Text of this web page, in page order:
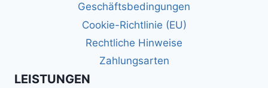
Geschäftsbedingungen
Cookie-Richtlinie (EU)
Rechtliche Hinweise
Zahlungsarten
LEISTUNGEN